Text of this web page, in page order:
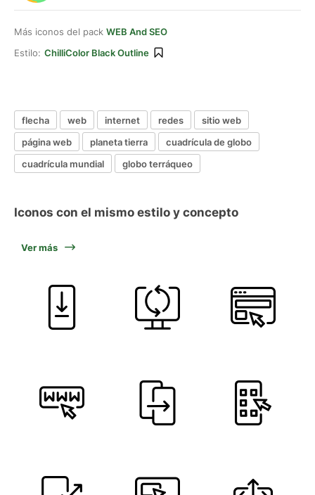
Más iconos del pack WEB And SEO
Estilo: ChilliColor Black Outline
flecha web internet redes
sitio web
página web
planeta tierra
cuadrícula de globo
cuadrícula mundial
globo terráqueo
Iconos con el mismo estilo y concepto
Ver más